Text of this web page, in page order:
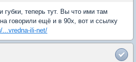
губки, теперь тут. Вы что ими там
говорили ещё и в 90х, вот и ссылку
...vredna-ili-net/